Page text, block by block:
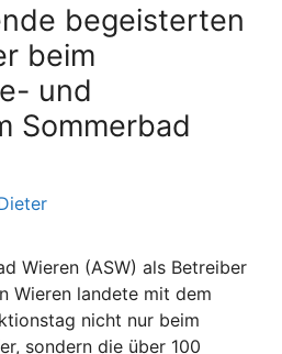
begeisterten
beim
und
Sommerbad
Wieren (ASW) als Betreiber
Wieren landete mit dem
nicht nur beim
sondern die über 100